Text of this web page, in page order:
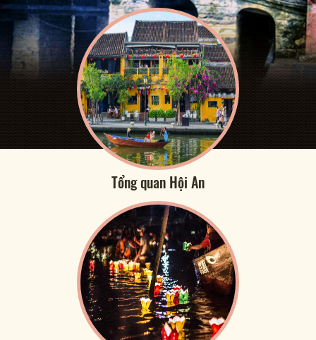
Tổng quan Hội An